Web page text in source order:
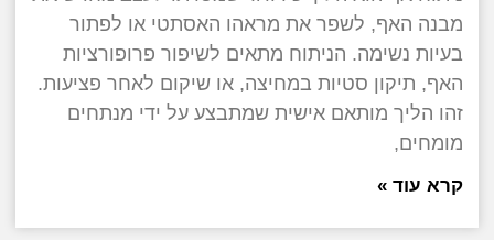
מבנה האף, לשפר את מראהו האסתטי או לפתור
בעיות נשימה. הניתוח מתאים לשיפור פרופורציות
האף, תיקון סטיות במחיצה, או שיקום לאחר פציעות.
זהו הליך מותאם אישית שמתבצע על ידי מנתחים
מומחים,
קרא עוד »